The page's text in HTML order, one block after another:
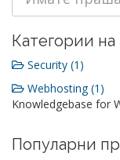
Категории
Security (1)
Webhosting (1)
Knowledgebase for
Популарни